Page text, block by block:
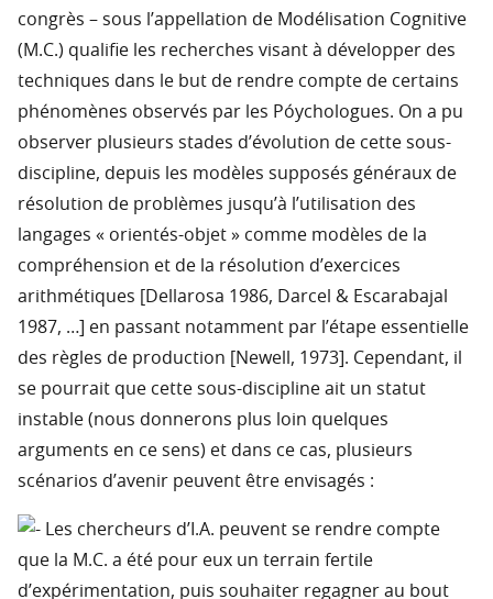
congrès – sous l’appellation de Modélisation Cognitive
(M.C.) qualifie les recherches visant à développer des
techniques dans le but de rendre compte de certains
phénomènes observés par les Póychologues. On a pu
observer plusieurs stades d’évolution de cette sous-
discipline, depuis les modèles supposés généraux de
résolution de problèmes jusqu’à l’utilisation des
langages « orientés-objet » comme modèles de la
compréhension et de la résolution d’exercices
arithmétiques [Dellarosa 1986, Darcel & Escarabajal
1987, …] en passant notamment par l’étape essentielle
des règles de production [Newell, 1973]. Cependant, il
se pourrait que cette sous-discipline ait un statut
instable (nous donnerons plus loin quelques
arguments en ce sens) et dans ce cas, plusieurs
scénarios d’avenir peuvent être envisagés :
Les chercheurs d’I.A. peuvent se rendre compte
que la M.C. a été pour eux un terrain fertile
d’expérimentation, puis souhaiter regagner au bout